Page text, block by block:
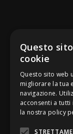
Be Bankers è
Questo
cookie
Questo sito web
migliorare la tua
navigazione.
acconsenti a
la nostra policy